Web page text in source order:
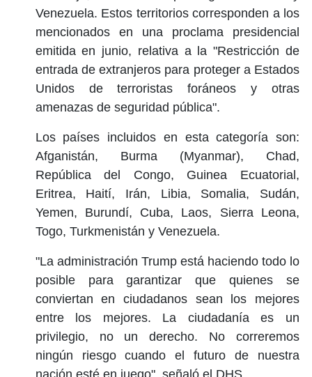
Venezuela. Estos territorios corresponden a los
mencionados en una proclama presidencial
emitida en junio, relativa a la "Restricción de
entrada de extranjeros para proteger a Estados
Unidos de terroristas foráneos y otras
amenazas de seguridad pública".
Los países incluidos en esta categoría son:
Afganistán, Burma (Myanmar), Chad,
República del Congo, Guinea Ecuatorial,
Eritrea, Haití, Irán, Libia, Somalia, Sudán,
Yemen, Burundí, Cuba, Laos, Sierra Leona,
Togo, Turkmenistán y Venezuela.
"La administración Trump está haciendo todo lo
posible para garantizar que quienes se
conviertan en ciudadanos sean los mejores
entre los mejores. La ciudadanía es un
privilegio, no un derecho. No correremos
ningún riesgo cuando el futuro de nuestra
nación esté en juego", señaló el DHS.